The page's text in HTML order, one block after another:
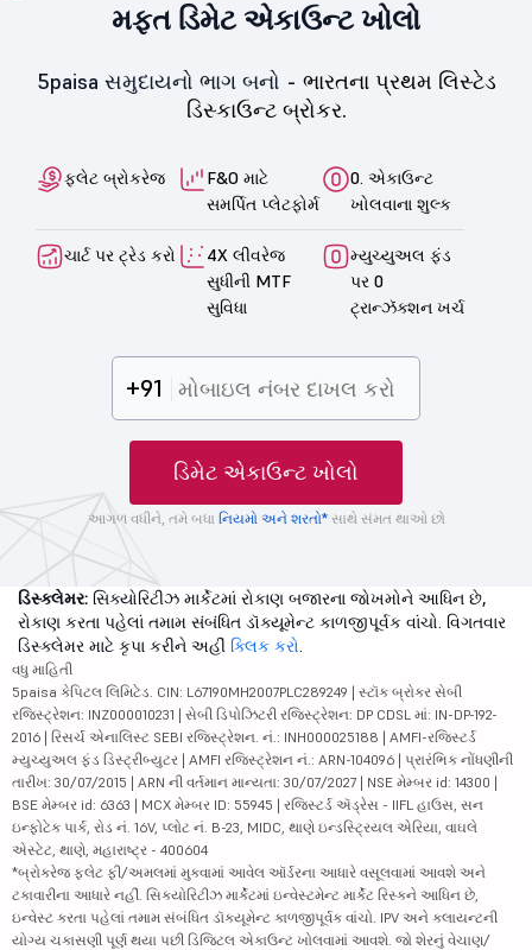
મફત ડિમેટ એકાઉન્ટ ખોલો
5paisa સમુદાયનો ભાગ બનો - ભારતના પ્રથમ લિસ્ટેડ
ડિસ્કાઉન્ટ બ્રોકર.
ફ્લેટ બ્રોકરેજ
F&O માટે
સમર્પિત પ્લેટફોર્મ
0. એકાઉન્ટ
ખોલવાના શુલ્ક
ચાર્ટ પર ટ્રેડ કરો
4X લીવરેજ
સુધીની MTF
સુવિધા
મ્યુચ્યુઅલ ફંડ
પર 0
ટ્રાન્ઝૅક્શન ખર્ચ
+91
ડિમેટ એકાઉન્ટ ખોલો
આગળ વધીને, તમે બધા નિયમો અને શરતો*સાથે સંમત થાઓ છો
ડિસ્ક્લેમર: સિક્યોરિટીઝ માર્કેટમાં રોકાણ બજારના જોખમોને આધિન છે,
રોકાણ કરતા પહેલાં તમામ સંબંધિત ડૉક્યૂમેન્ટ કાળજીપૂર્વક વાંચો. વિગતવાર
ડિસ્ક્લેમર માટે કૃપા કરીને અહીં ક્લિક કરો.
વધુ માહિતી
5paisa કેપિટલ લિમિટેડ. CIN: L67190MH2007PLC289249 | સ્ટૉક બ્રોકર સેબી
રજિસ્ટ્રેશન: INZ000010231 | સેબી ડિપોઝિટરી રજિસ્ટ્રેશન: DP CDSL માં: IN-DP-192-
2016 | રિસર્ચ એનાલિસ્ટ SEBI રજિસ્ટ્રેશન. નં.: INH000025188 | AMFI-રજિસ્ટર્ડ
મ્યુચ્યુઅલ ફંડ ડિસ્ટ્રીબ્યુટર | AMFI રજિસ્ટ્રેશન નં.: ARN-104096 | પ્રારંભિક નોંધણીની
તારીખ: 30/07/2015 | ARN ની વર્તમાન માન્યતા: 30/07/2027 | NSE મેમ્બર id: 14300 |
BSE મેમ્બર id: 6363 | MCX મેમ્બર ID: 55945 | રજિસ્ટર્ડ ઍડ્રેસ - IIFL હાઉસ, સન
ઇન્ફોટેક પાર્ક, રોડ નં. 16V, પ્લોટ નં. B-23, MIDC, થાણે ઇન્ડસ્ટ્રિયલ એરિયા, વાઘલે
એસ્ટેટ, થાણે, મહારાષ્ટ્ર - 400604
*બ્રોકરેજ ફ્લેટ ફી/અમલમાં મુકવામાં આવેલ ઑર્ડરના આધારે વસૂલવામાં આવશે અને
ટકાવારીના આધારે નહીં. સિક્યોરિટીઝ માર્કેટમાં ઇન્વેસ્ટમેન્ટ માર્કેટ રિસ્કને આધિન છે,
ઇન્વેસ્ટ કરતા પહેલાં તમામ સંબંધિત ડૉક્યૂમેન્ટ કાળજીપૂર્વક વાંચો. IPV અને ક્લાયન્ટની
યોગ્ય ચકાસણી પૂર્ણ થયા પછી ડિજિટલ એકાઉન્ટ ખોલવામાં આવશે. જો શેરનું વેચાણ/